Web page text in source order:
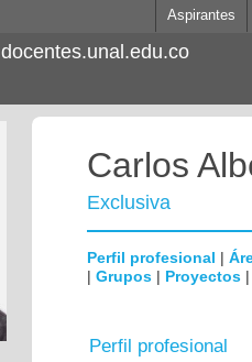
Aspirantes
docentes.unal.edu.co
Carlos
Exclusiva
Perfil profesional |
| Grupos | Proyectos
Perfil profesional